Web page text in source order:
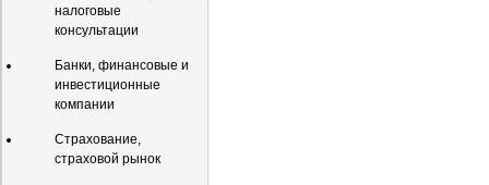
налоговые
консультации
Банки, финансовые и
инвестиционные
компании
Страхование,
страховой рынок